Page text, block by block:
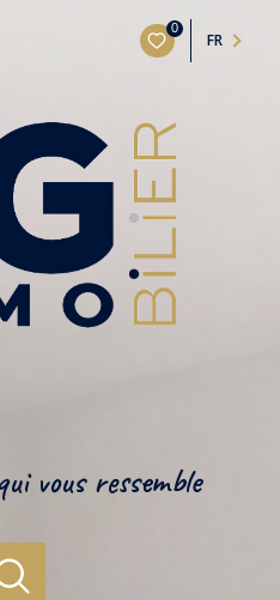
0
FR
vous ressemble